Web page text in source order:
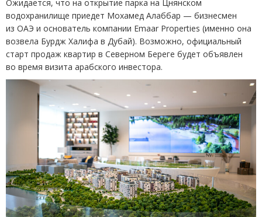
Ожидается, что на открытие парка на Цнянском
водохранилище приедет Мохамед Алаббар — бизнесмен
из ОАЭ и основатель компании Emaar Properties (именно она
возвела Бурдж Халифа в Дубай). Возможно, официальный
старт продаж квартир в Северном Береге будет объявлен
во время визита арабского инвестора.